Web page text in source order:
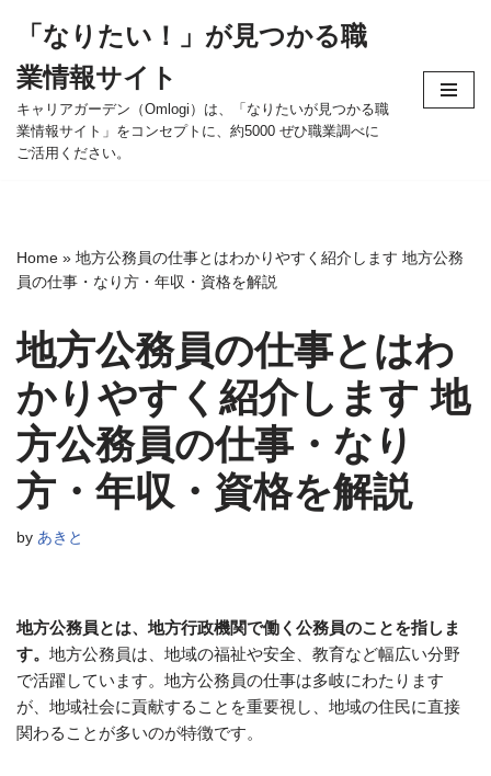
ン
テ
ン
ツ
ッ
プ
「なりたい！」が見つかる職
業情報サイト
キャリアガーデン（Omlogi）は、「なりたいが見つかる職
業情報サイト」をコンセプトに、約5000 ぜひ職業調べに
ご活用ください。
Home » 地方公務員の仕事とはわかりやすく紹介します 地方公務
員の仕事・なり方・年収・資格を解説
地方公務員の仕事とはわ
かりやすく紹介します 地
方公務員の仕事・なり
方・年収・資格を解説
by あきと
地方公務員とは、地方行政機関で働く公務員のことを指しま
す。 地方公務員は、地域の福祉や安全、教育など幅広い分野
で活躍しています。地方公務員の仕事は多岐にわたります
が、地域社会に貢献することを重要視し、地域の住民に直接
関わることが多いのが特徴です。